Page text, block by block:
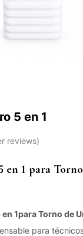
5 en 1
reviews
en 1 para
1para Torno de
para